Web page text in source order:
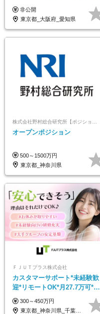
／プライム上場／土日祝休み
／東京・大阪・名古屋
非公開
東京都_大阪府_愛知県
オープンポジション
500～1500万円
東京都_神奈川県
ＦＪＵＴプラス株式会社
カスタマーサポート*未経験歓
迎*リモートOK*月27.7万可*賞
与年2回*転勤なし*連休
OK/ZE010232
300～450万円
東京都_神奈川県_千葉県_大阪府_愛知県…